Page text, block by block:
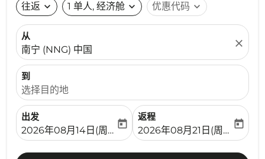
往返 expand_more 1 单人, 经济舱 expand_more 优惠代码 expand_more
从
南宁 (NNG) 中国
close
到
选择目的地
出发
fc-booking-departure-date-aria-label
2026年08月14日(周五)
today
返程
fc-booking-return-date-
2026年08月21日(周五)
today